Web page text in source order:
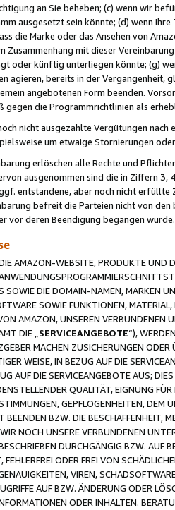
an Sie beheben; (c) wenn wir
ausgesetzt sein könnte; (d) wenn
die Marke oder das Ansehen von
Zusammenhang mit dieser
oder künftig unterliegen könnte; (g)
agieren, bereits in der Vergangenheit,
angebotenen Form beenden.
die Programmrichtlinien als
nicht ausgezahlte Vergütungen
um etwaige Stornierungen
erlöschen alle Rechte und
ausgenommen sind die in Ziffern
entstandene, aber noch nicht
befreit die Parteien nicht von
vor deren Beendigung begangen wurde.
AMAZON-WEBSITE, PRODUKTE UND
SOWIE DIE DOMAIN-NAMEN, MARKEN
SOWIE FUNKTIONEN,
AMAZON, UNSEREN VERBUNDENEN
DIE „ SERVICEANGEBOTE“),
MACHEN ZUSICHERUNGEN
WEISE, IN BEZUG AUF DIE
AUF DIE SERVICEANGEBOTE AUS;
QUALITÄT, EIGNUNG
GEPFLOGENHEITEN, DEM
BEENDEN BZW. DIE BESCHAFFENHEIT,
NOCH UNSERE VERBUNDENEN
DURCHGÄNGIG BZW.
FEHLERFREI ODER FREI VON
VIREN,
AUF BZW. ÄNDERUNG ODER
ODER INHALTEN.